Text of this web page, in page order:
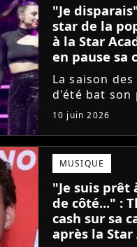
"Je
star de la
à la Star
en pause sa
La saison
d'été bat son
Avant sa
Solidays ou
Francofolies,
chanteuse
pop
une annonce
une fois sa
10 juin 2026
MUSIQUE
"Je suis prêt
de côté..." :
cash sur sa
après la Star